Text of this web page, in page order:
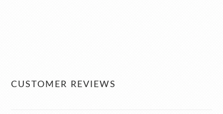
CUSTOMER REVIEWS